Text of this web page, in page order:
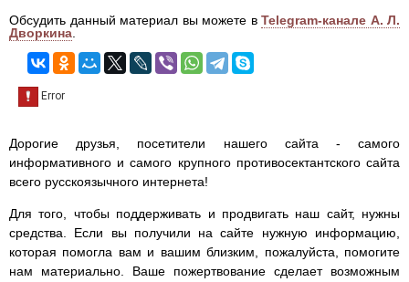
Обсудить данный материал вы можете в Telegram-канале А. Л.
Дворкина.
Дорогие друзья, посетители нашего сайта - самого
информативного и самого крупного противосектантского сайта
всего русскоязычного интернета!
Для того, чтобы поддерживать и продвигать наш сайт, нужны
средства. Если вы получили на сайте нужную информацию,
которая помогла вам и вашим близким, пожалуйста, помогите
нам материально. Ваше пожертвование сделает возможным